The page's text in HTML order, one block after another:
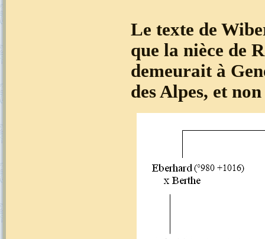
Le texte de
que la nièce de
demeurait à
des Alpes, et